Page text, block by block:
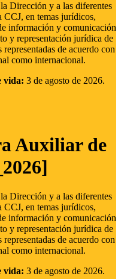
Dirección y a las diferentes
en temas jurídicos,
información y comunicación
y representación jurídica de
de acuerdo con
como internacional.
vida: 3 de agosto de 2026.
Auxiliar de
Dirección y a las diferentes
en temas jurídicos,
información y comunicación
y representación jurídica de
de acuerdo con
como internacional.
vida: 3 de agosto de 2026.